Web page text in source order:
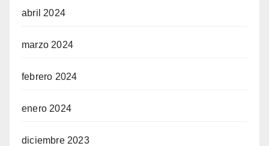
abril 2024
marzo 2024
febrero 2024
enero 2024
diciembre 2023